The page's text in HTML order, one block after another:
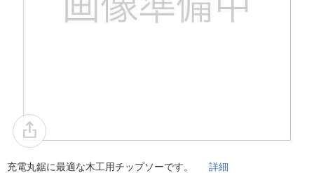
充電丸鋸に最適な木工用チップソーです。 詳細